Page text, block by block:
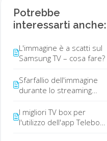
Potrebbe
interessarti anche:
L'immagine è a scatti sul
Samsung TV – cosa fare?
Sfarfallio dell'immagine
durante lo streaming
I migliori TV box per
l'utilizzo dell'app Teleboy